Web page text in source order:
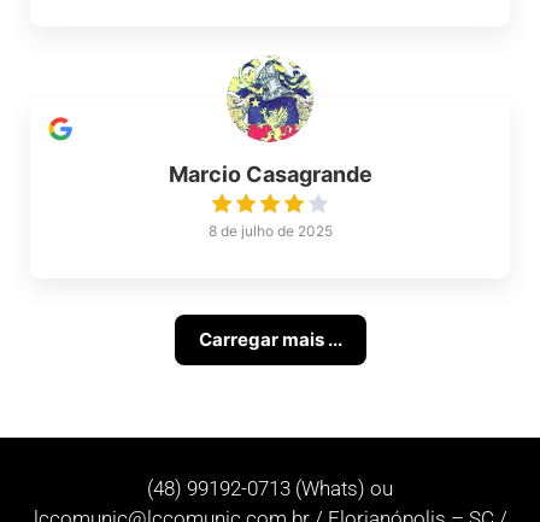
Marcio Casagrande
8 de julho de 2025
Carregar mais ...
(48) 99192-0713 (Whats) ou